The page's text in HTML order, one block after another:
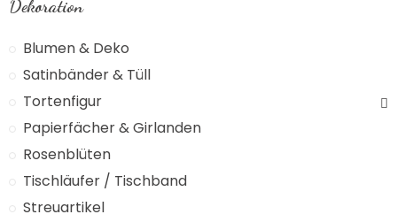
Dekoration
Blumen & Deko
Satinbänder & Tüll
Tortenfigur
Papierfächer & Girlanden
Rosenblüten
Tischläufer / Tischband
Streuartikel